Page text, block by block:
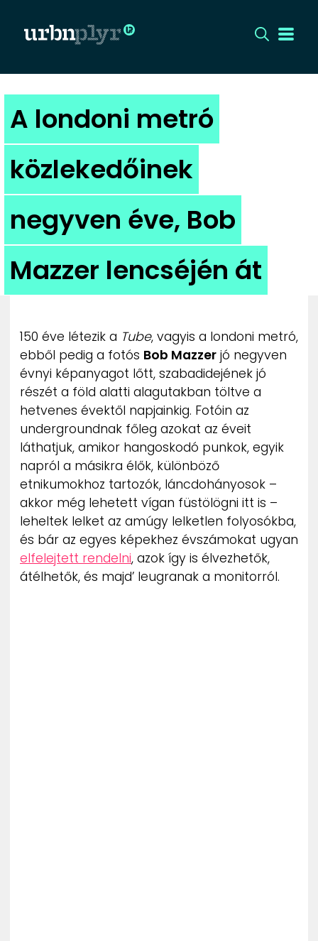
CÍMLAP
DIZÁJN
DIVAT
HIP
KULT
UTCA
ZENE
MÉDIAAJÁNLAT
IMPRESSZUM
PR-ARCHÍVUM
ADATKEZELÉSI TÁJÉKOZTATÓ
A londoni metró
közlekedőinek
negyven éve, Bob
Mazzer lencséjén át
150 éve létezik a Tube, vagyis a londoni metró,
ebből pedig a fotós Bob Mazzer jó negyven
évnyi képanyagot lőtt, szabadidejének jó
részét a föld alatti alagutakban töltve a
hetvenes évektől napjainkig. Fotóin az
undergroundnak főleg azokat az éveit
láthatjuk, amikor hangoskodó punkok, egyik
napról a másikra élők, különböző
etnikumokhoz tartozók, láncdohányosok –
akkor még lehetett vígan füstölögni itt is –
leheltek lelket az amúgy lelketlen folyosókba,
és bár az egyes képekhez évszámokat ugyan
elfelejtett rendelni, azok így is élvezhetők,
átélhetők, és majd’ leugranak a monitorról.